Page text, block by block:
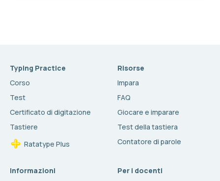
Typing Practice
Corso
Test
Certificato di digitazione
Tastiere
Ratatype Plus
Risorse
Impara
FAQ
Giocare e imparare
Test della tastiera
Contatore di parole
Informazioni
Per i docenti